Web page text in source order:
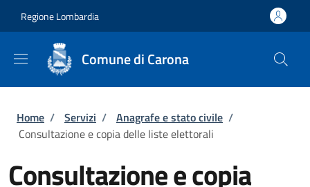
Regione Lombardia
Comune di Carona
Briciole di pane
Home / Servizi / Anagrafe e stato civile /
Consultazione e copia delle liste elettorali
Consultazione e copia